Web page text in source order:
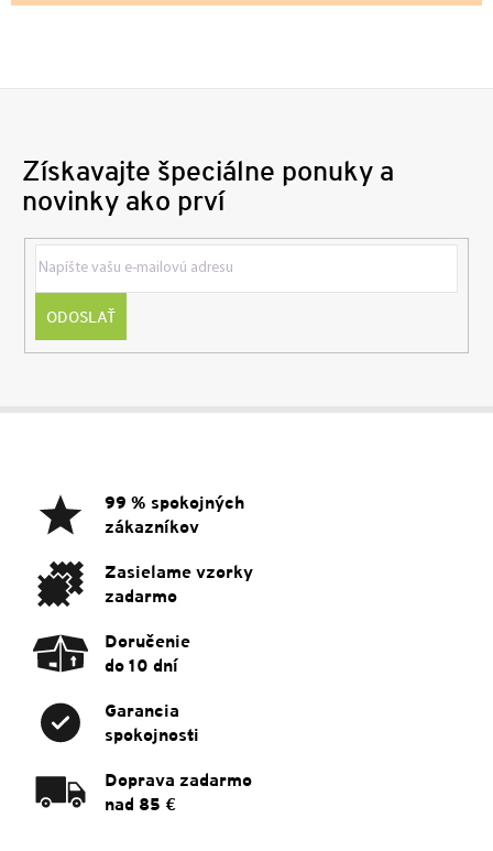
Získavajte špeciálne ponuky a
novinky ako prví
ODOSLAŤ
99 % spokojných
zákazníkov
Zasielame vzorky
zadarmo
Doručenie
do 10 dní
Garancia
spokojnosti
Doprava zadarmo
nad 85 €